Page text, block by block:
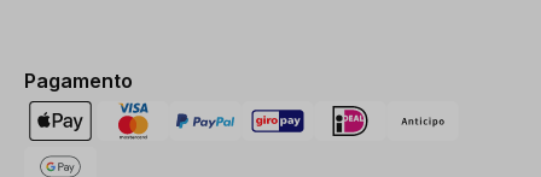
Pagamento